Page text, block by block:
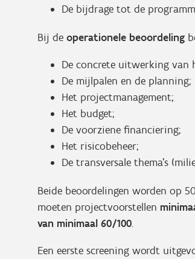
De bijdrage tot de
Bij de operationele beoordeling
De concrete uitwerking
De mijlpalen en de planning;
Het projectmanagement;
Het budget;
De voorziene financiering;
Het risicobeheer;
De transversale thema’s
Beide beoordelingen worden op
moeten projectvoorstellen
van minimaal 60/100.
Een eerste screening wordt